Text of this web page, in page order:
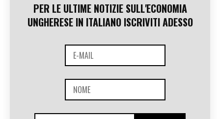
PER LE ULTIME NOTIZIE SULL'ECONOMIA
UNGHERESE IN ITALIANO ISCRIVITI ADESSO